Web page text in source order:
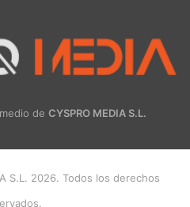
de CYSPRO MEDIA S.L.
S.L. 2026. Todos los derechos